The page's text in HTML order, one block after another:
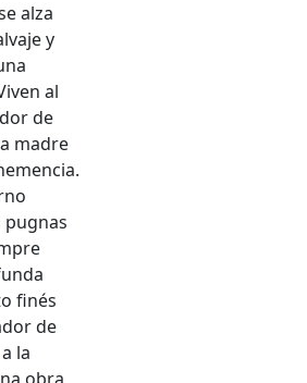
alza
y
al
de
madre
finés
de
la